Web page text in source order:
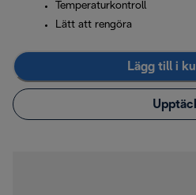
Temperaturkontroll
Lätt att rengöra
Lägg till i